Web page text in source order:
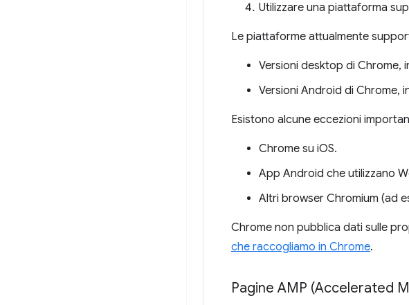
Utilizzare una piattaforma
Le piattaforme attualmente
Versioni desktop di Chrome,
Versioni Android di Chrome,
Esistono alcune eccezioni
Chrome su iOS.
App Android che utilizzano
Altri browser Chromium (ad
Chrome non pubblica dati sulle
che raccogliamo in Chrome.
Pagine AMP (Accelerated